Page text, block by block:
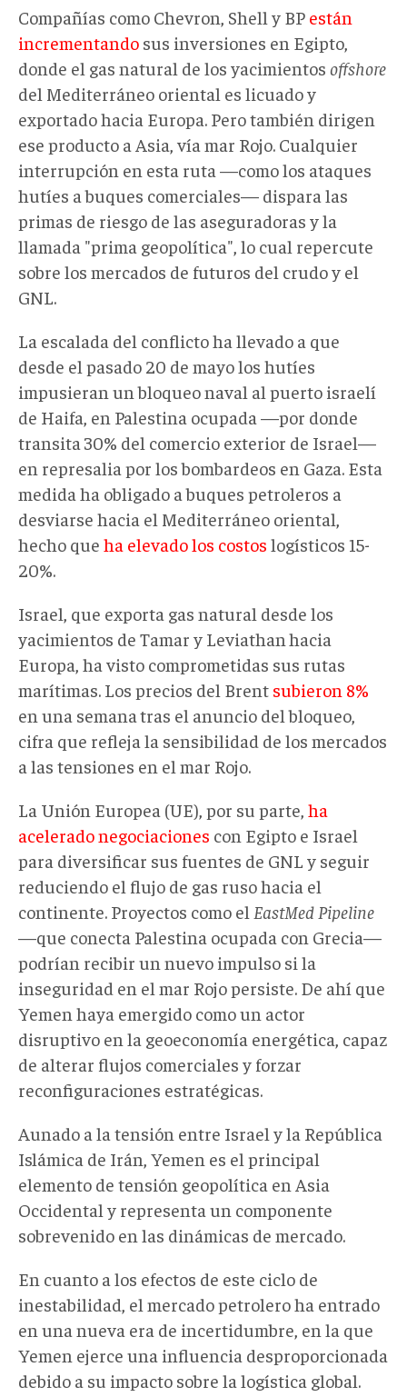
Compañías como Chevron, Shell y BP están
incrementando sus inversiones en Egipto,
donde el gas natural de los yacimientos offshore
del Mediterráneo oriental es licuado y
exportado hacia Europa. Pero también dirigen
ese producto a Asia, vía mar Rojo. Cualquier
interrupción en esta ruta —como los ataques
hutíes a buques comerciales— dispara las
primas de riesgo de las aseguradoras y la
llamada "prima geopolítica", lo cual repercute
sobre los mercados de futuros del crudo y el
GNL.
La escalada del conflicto ha llevado a que
desde el pasado 20 de mayo los hutíes
impusieran un bloqueo naval al puerto israelí
de Haifa, en Palestina ocupada —por donde
transita 30% del comercio exterior de Israel—
en represalia por los bombardeos en Gaza. Esta
medida ha obligado a buques petroleros a
desviarse hacia el Mediterráneo oriental,
hecho que ha elevado los costos logísticos 15-
20%.
Israel, que exporta gas natural desde los
yacimientos de Tamar y Leviathan hacia
Europa, ha visto comprometidas sus rutas
marítimas. Los precios del Brent subieron 8%
en una semana tras el anuncio del bloqueo,
cifra que refleja la sensibilidad de los mercados
a las tensiones en el mar Rojo.
La Unión Europea (UE), por su parte, ha
acelerado negociaciones con Egipto e Israel
para diversificar sus fuentes de GNL y seguir
reduciendo el flujo de gas ruso hacia el
continente. Proyectos como el EastMed Pipeline
—que conecta Palestina ocupada con Grecia—
podrían recibir un nuevo impulso si la
inseguridad en el mar Rojo persiste. De ahí que
Yemen haya emergido como un actor
disruptivo en la geoeconomía energética, capaz
de alterar flujos comerciales y forzar
reconfiguraciones estratégicas.
Aunado a la tensión entre Israel y la República
Islámica de Irán, Yemen es el principal
elemento de tensión geopolítica en Asia
Occidental y representa un componente
sobrevenido en las dinámicas de mercado.
En cuanto a los efectos de este ciclo de
inestabilidad, el mercado petrolero ha entrado
en una nueva era de incertidumbre, en la que
Yemen ejerce una influencia desproporcionada
debido a su impacto sobre la logística global.